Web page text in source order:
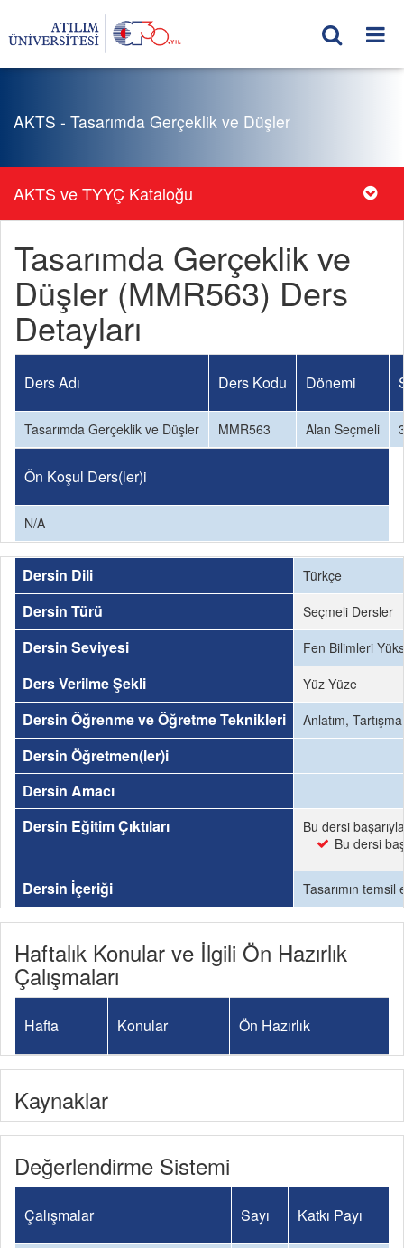
AKTS - Tasarımda Gerçeklik ve Düşler
AKTS ve TYYÇ Kataloğu
Tasarımda Gerçeklik ve
Düşler (MMR563) Ders
Detayları
Ders Adı Ders Kodu Dönemi
Tasarımda Gerçeklik ve Düşler MMR563 Alan Seçmeli
Ön Koşul Ders(ler)i
N/A
Dersin Dili Türkçe
Dersin Türü Seçmeli Dersler
Dersin Seviyesi Fen Bilimleri
Ders Verilme Şekli Yüz Yüze
Dersin Öğrenme ve Öğretme Teknikleri Anlatım,
Dersin Öğretmen(ler)i
Dersin Amacı
Dersin Eğitim Çıktıları
Bu dersi
Bu dersi
Dersin İçeriği Tasarımın
Haftalık Konular ve İlgili Ön Hazırlık
Çalışmaları
Hafta Konular Ön Hazırlık
Kaynaklar
Değerlendirme Sistemi
Çalışmalar Sayı Katkı Payı